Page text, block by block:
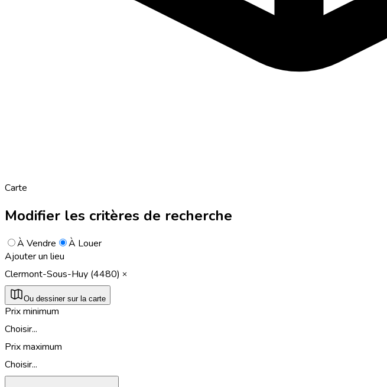
Carte
Modifier les critères de recherche
À Vendre
À Louer
Ajouter un lieu
Clermont-Sous-Huy (4480)
Ou dessiner sur la carte
Prix minimum
Choisir...
Prix maximum
Choisir...